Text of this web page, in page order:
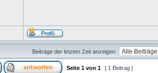
Beiträge der letzten Zeit anzeigen:
Seite 1 von 1 [ 1 Beitrag ]